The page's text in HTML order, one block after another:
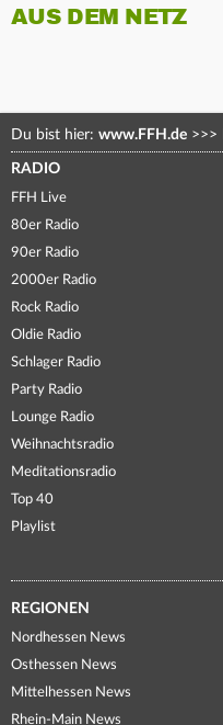
AUS DEM NETZ
Du bist hier: www.FFH.de >>>
RADIO
FFH Live
80er Radio
90er Radio
2000er Radio
Rock Radio
Oldie Radio
Schlager Radio
Party Radio
Lounge Radio
Weihnachtsradio
Meditationsradio
Top 40
Playlist
REGIONEN
Nordhessen News
Osthessen News
Mittelhessen News
Rhein-Main News